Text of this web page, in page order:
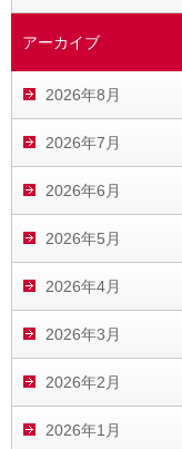
アーカイブ
2026年8月
2026年7月
2026年6月
2026年5月
2026年4月
2026年3月
2026年2月
2026年1月